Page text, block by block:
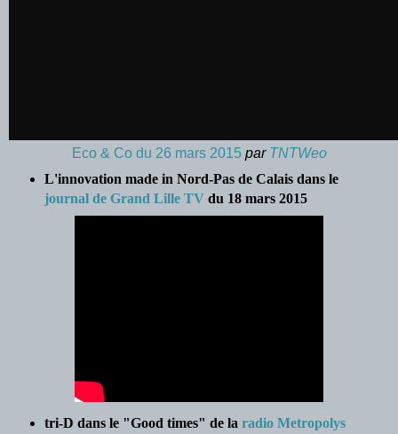
Eco & Co du 26 mars 2015 par TNTWeo
L'innovation made in Nord-Pas de Calais dans le
journal de Grand Lille TV du 18 mars 2015
tri-D dans le "Good times" de la radio Metropolys